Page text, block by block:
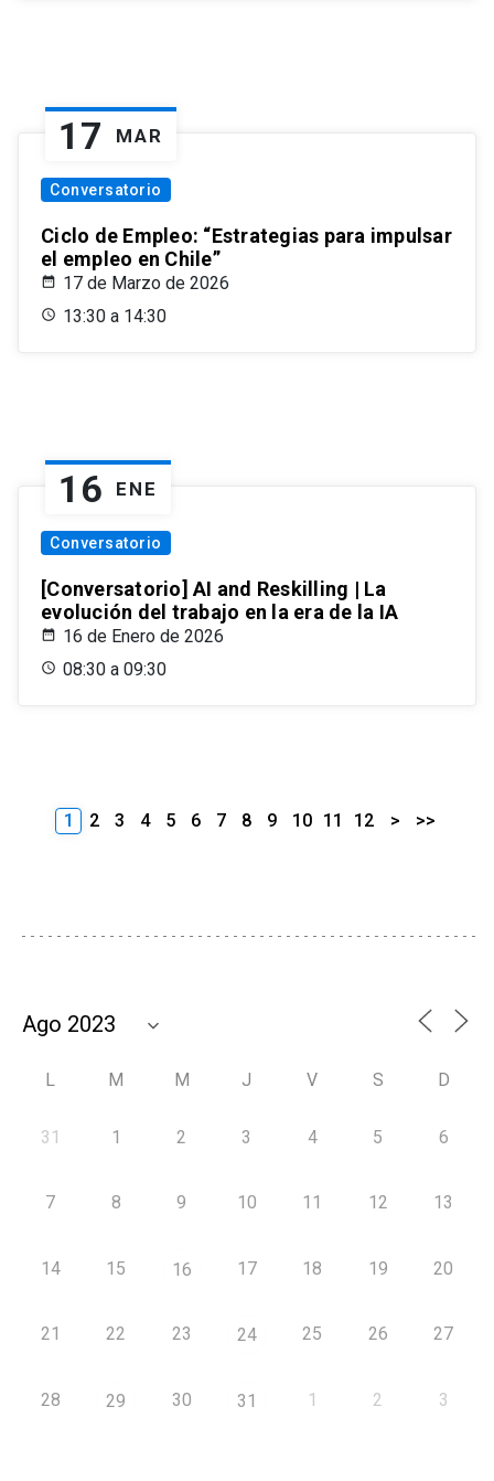
17 MAR
Conversatorio
Ciclo de Empleo: “Estrategias para impulsar
el empleo en Chile”
17 de Marzo de 2026
13:30 a 14:30
16 ENE
Conversatorio
[Conversatorio] AI and Reskilling | La
evolución del trabajo en la era de la IA
16 de Enero de 2026
08:30 a 09:30
1 2 3 4 5 6 7 8 9 10 11 12 > >>
L M M J V S D
31 1 2 3 4 5 6
7 8 9 10 11 12 13
14 15 16 17 18 19 20
21 22 23 24 25 26 27
28 29 30 31 1 2 3